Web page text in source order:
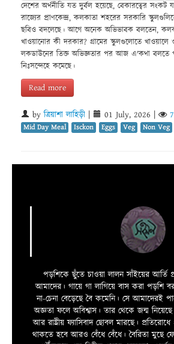
দেশের অর্থনীতি যত দুর্বল হয়েছে, বেকারত্বের সংকট
রাজ্যের প্রাণকেন্দ্র, কলকাতা শহরের সরকারি
ছবিও বদলেছে। আগে অনেক অভিভাবক বলতেন,
খাওয়ানোর কী দরকার? গ্রামের স্কুলগুলোতে
লকডাউনের তিক্ত অভিজ্ঞতার পর আজ এ'কথা বলতে
নিঃসন্দেহে কমেছে।
Read more
byত্রিয়াশা লাহিড়ী 01 July, 2026
Mid Day Meal Isckon Eggs Veg Non Veg
পড়শিকে ছুঁতে চাওয়া লালন সাঁইয়ের আর্তি
আমাদের। গায়ে গা লাগিয়ে বাস করা পড়শি
না-চেনা বেড়েছে বৈ কমেনি। সে আমাদেরই
অজ্ঞতা ফলে অবিশ্বাস। তার থেকে জন্ম নিয়েছে
আর রাষ্ট্রীয় ফ্যাসিবাদ ছোবল মারছে।
থাকতে হবে আরও বেঁধে বেঁধে। বৈরিতা মুছে